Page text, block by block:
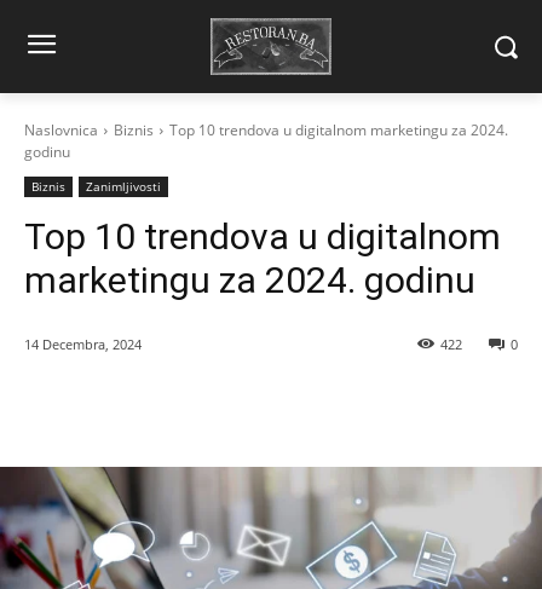
Naslovnica Biznis
Top 10 trendova u digitalnom marketingu za 2024.
godinu
Biznis Zanimljivosti
Top 10 trendova u digitalnom
marketingu za 2024. godinu
14 Decembra, 2024 0
422